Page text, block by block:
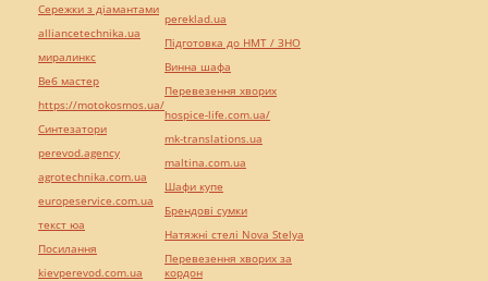
Сережки з діамантами
alliancetechnika.ua
миралинкс
Веб мастер
https://motokosmos.ua/
Синтезатори
perevod.agency
agrotechnika.com.ua
europeservice.com.ua
текст юа
Посилання
kievperevod.com.ua
pereklad.ua
Підготовка до НМТ / ЗНО
Винна шафа
Перевезення хворих
hospice-life.com.ua/
mk-translations.ua
maltina.com.ua
Шафи купе
Брендові сумки
Натяжні стелі Nova Stelya
Перевезення хворих за
кордон